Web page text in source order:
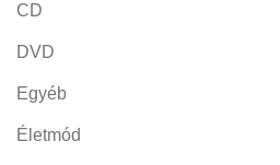
CD
DVD
Egyéb
Életmód